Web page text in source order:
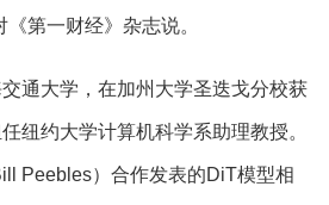
第一财经》杂志说。
通大学，在加州大学圣迭戈分校获
纽约大学计算机科学系助理教授。
Peebles）合作发表的DiT模型相